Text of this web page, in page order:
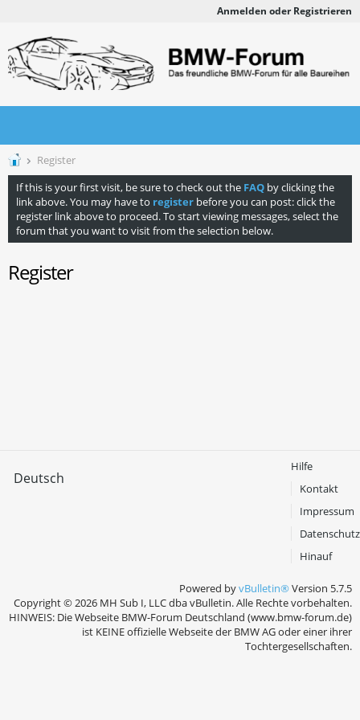
Anmelden oder Registrieren
Register
If this is your first visit, be sure to check out the FAQ by clicking the
link above. You may have to register before you can post: click the
register link above to proceed. To start viewing messages, select the
forum that you want to visit from the selection below.
Register
Deutsch
Hilfe
Kontakt
Impressum
Datenschutz
Hinauf
Powered byvBulletin®Version 5.7.5
Copyright © 2026 MH Sub I, LLC dba vBulletin. Alle Rechte vorbehalten.
HINWEIS: Die Webseite BMW-Forum Deutschland (www.bmw-forum.de)
ist KEINE offizielle Webseite der BMW AG oder einer ihrer
Tochtergesellschaften.